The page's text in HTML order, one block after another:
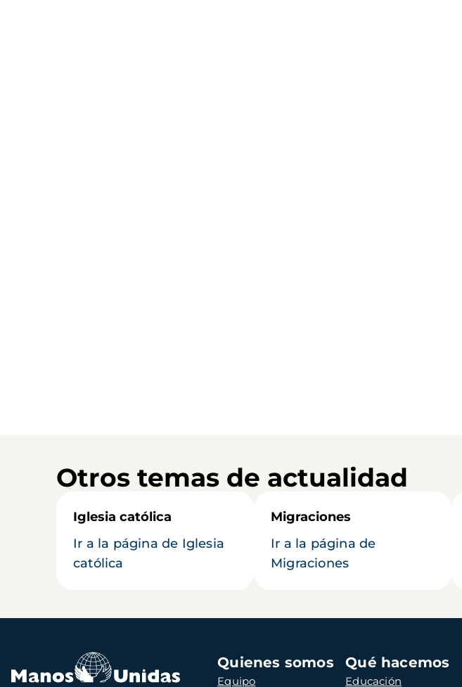
Otros temas de actualidad
Iglesia católica
Ir a la página de Iglesia
católica
Migraciones
Ir a la página de
Migraciones
Navegación
principal
Quienes somos
Equipo
Qué hacemos
Educación